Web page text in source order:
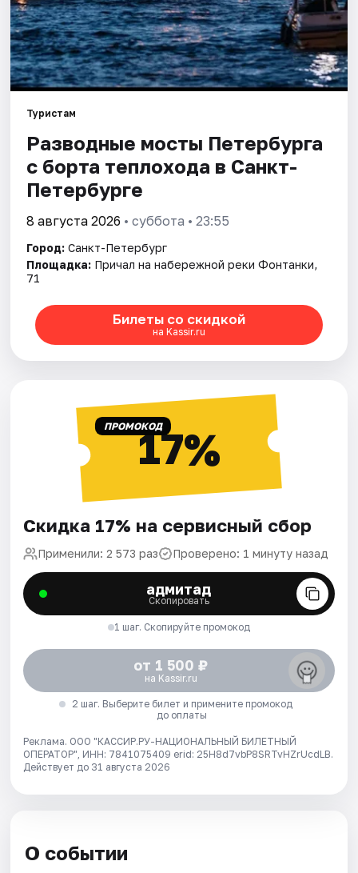
Туристам
Разводные мосты Петербурга
с борта теплохода в Санкт-
Петербурге
8 августа 2026 • суббота • 23:55
Город: Санкт-Петербург
Площадка: Причал на набережной реки Фонтанки,
71
Билеты со скидкой
на Kassir.ru
ПРОМОКОД17%
Скидка 17% на сервисный сбор
Применили: 2 573 раз Проверено: 1 минуту назад
адмитад
Скопировать
1 шаг. Скопируйте промокод
от 1 500 ₽
на Kassir.ru
2 шаг. Выберите билет и примените промокод
до оплаты
Реклама. ООО "КАССИР.РУ-НАЦИОНАЛЬНЫЙ БИЛЕТНЫЙ
ОПЕРАТОР", ИНН: 7841075409 erid: 25H8d7vbP8SRTvHZrUcdLB.
Действует до 31 августа 2026
О событии